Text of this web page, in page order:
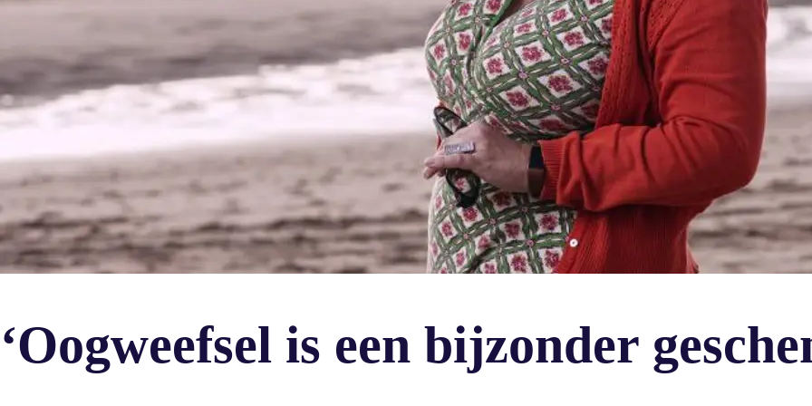
‘Oogweefsel is een bijzonder